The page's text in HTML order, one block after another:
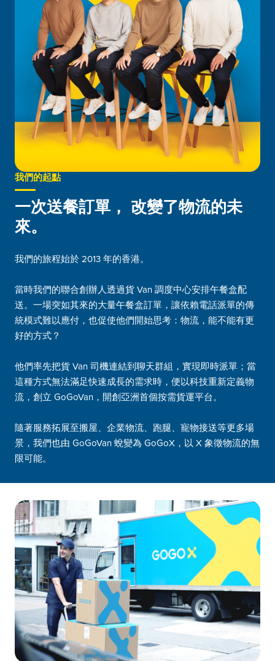
我們的起點
一次送餐訂單， 改變了物流的未
來。
我們的旅程始於 2013 年的香港。
當時我們的聯合創辦人透過貨 Van 調度中心安排午餐盒配
送。一場突如其來的大量午餐盒訂單，讓依賴電話派單的傳
統模式難以應付，也促使他們開始思考：物流，能不能有更
好的方式？
他們率先把貨 Van 司機連結到聊天群組，實現即時派單；當
這種方式無法滿足快速成長的需求時，便以科技重新定義物
流，創立 GoGoVan，開創亞洲首個按需貨運平台。
隨著服務拓展至搬屋、企業物流、跑腿、寵物接送等更多場
景，我們也由 GoGoVan 蛻變為 GoGoX，以 X 象徵物流的無
限可能。